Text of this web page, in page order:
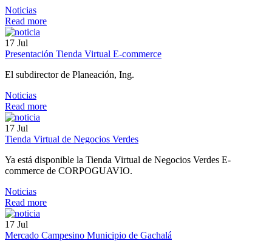
Noticias
Read more
17 Jul
Presentación Tienda Virtual E-commerce
El subdirector de Planeación, Ing.
Noticias
Read more
17 Jul
Tienda Virtual de Negocios Verdes
Ya está disponible la Tienda Virtual de Negocios Verdes E-
commerce de CORPOGUAVIO.
Noticias
Read more
17 Jul
Mercado Campesino Municipio de Gachalá